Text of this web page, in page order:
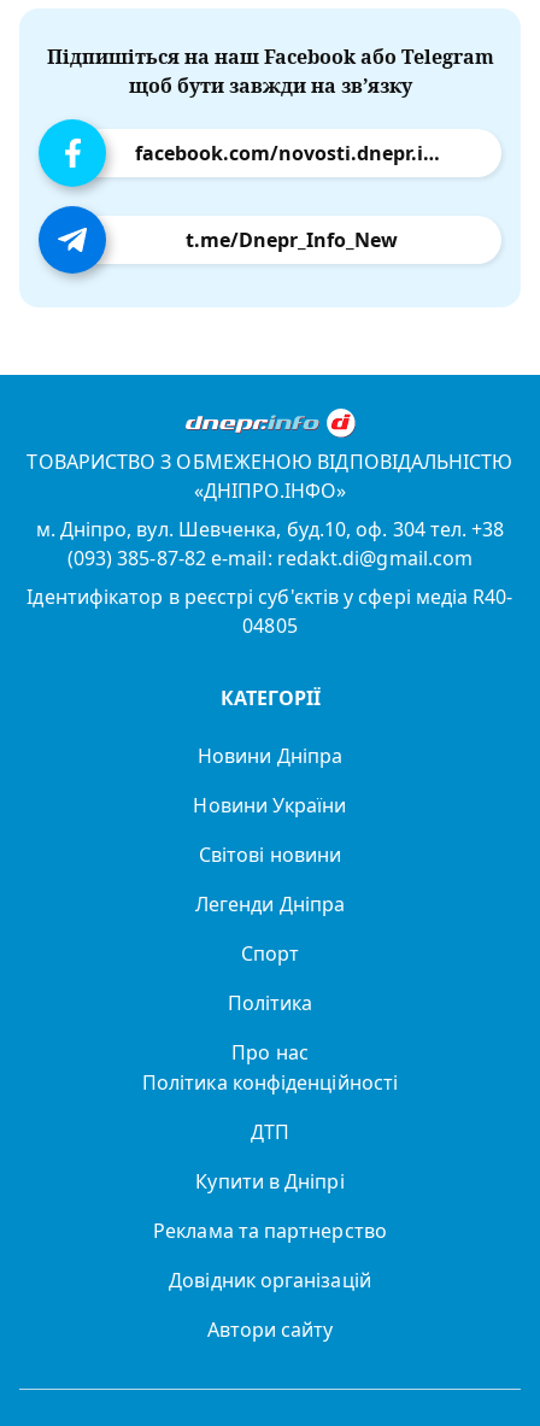
Підпишіться на наш Facebook або Telegram
щоб бути завжди на зв’язку
facebook.com/novosti.dnepr.info
t.me/Dnepr_Info_New
ТОВАРИСТВО З ОБМЕЖЕНОЮ ВІДПОВІДАЛЬНІСТЮ
«ДНІПРО.ІНФО»
м. Дніпро, вул. Шевченка, буд.10, оф. 304 тел. +38
(093) 385-87-82 e-mail: redakt.di@gmail.com
Ідентифікатор в реєстрі суб'єктів у сфері медіа R40-
04805
КАТЕГОРІЇ
Новини Дніпра
Новини України
Світові новини
Легенди Дніпра
Спорт
Політика
Про нас
Політика конфіденційності
ДТП
Купити в Дніпрі
Реклама та партнерство
Довідник організацій
Автори сайту